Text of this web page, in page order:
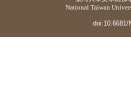
National Taiwan
doi:10.6681/